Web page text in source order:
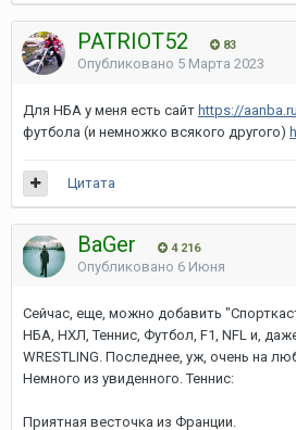
PATRIOT52 83
Опубликовано 5 Марта 2023
Для НБА у меня есть сайт https://aanba.ru
футбола (и немножко всякого другого)
Цитата
BaGer 4 216
Опубликовано 6 Июня
Сейчас, еще, можно добавить
НБА, НХЛ, Теннис, Футбол, F1, NFL и,
WRESTLING. Последнее, уж, очень на
Немного из увиденного. Теннис:
Приятная весточка из Франции.